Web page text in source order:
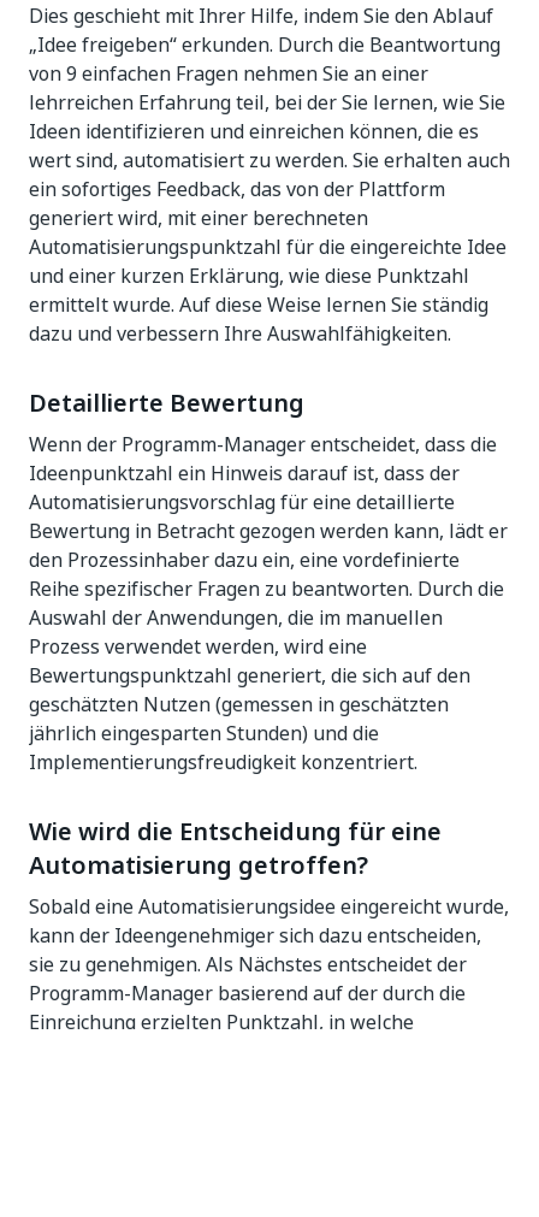
Dies geschieht mit Ihrer Hilfe, indem Sie den Ablauf
„Idee freigeben“ erkunden. Durch die Beantwortung
von 9 einfachen Fragen nehmen Sie an einer
lehrreichen Erfahrung teil, bei der Sie lernen, wie Sie
Ideen identifizieren und einreichen können, die es
wert sind, automatisiert zu werden. Sie erhalten auch
ein sofortiges Feedback, das von der Plattform
generiert wird, mit einer berechneten
Automatisierungspunktzahl für die eingereichte Idee
und einer kurzen Erklärung, wie diese Punktzahl
ermittelt wurde. Auf diese Weise lernen Sie ständig
dazu und verbessern Ihre Auswahlfähigkeiten.
Detaillierte Bewertung
Wenn der Programm-Manager entscheidet, dass die
Ideenpunktzahl ein Hinweis darauf ist, dass der
Automatisierungsvorschlag für eine detaillierte
Bewertung in Betracht gezogen werden kann, lädt er
den Prozessinhaber dazu ein, eine vordefinierte
Reihe spezifischer Fragen zu beantworten. Durch die
Auswahl der Anwendungen, die im manuellen
Prozess verwendet werden, wird eine
Bewertungspunktzahl generiert, die sich auf den
geschätzten Nutzen (gemessen in geschätzten
jährlich eingesparten Stunden) und die
Implementierungsfreudigkeit konzentriert.
Wie wird die Entscheidung für eine
Automatisierung getroffen?
Sobald eine Automatisierungsidee eingereicht wurde,
kann der Ideengenehmiger sich dazu entscheiden,
sie zu genehmigen. Als Nächstes entscheidet der
Programm-Manager basierend auf der durch die
Einreichung erzielten Punktzahl, in welche